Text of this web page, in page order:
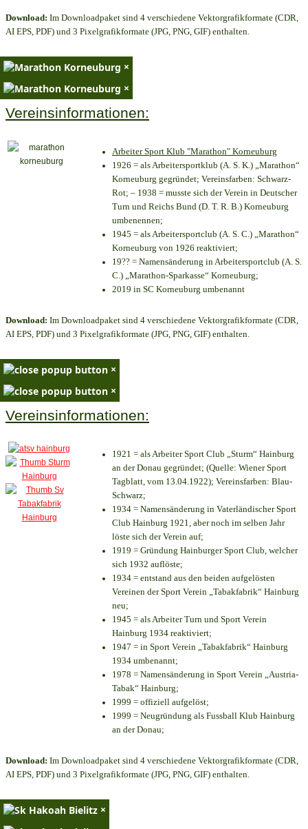
Download: Im Downloadpaket sind 4 verschiedene Vektorgrafikformate (CDR,
AI EPS, PDF) und 3 Pixelgrafikformate (JPG, PNG, GIF) enthalten.
×
×
Vereinsinformationen:
Arbeiter Sport Klub "Marathon" Korneuburg
1926 = als Arbeitersportklub (A. S. K.) „Marathon“
Korneuburg gegründet; Vereinsfarben: Schwarz-
Rot; – 1938 = musste sich der Verein in Deutscher
Turn und Reichs Bund (D. T. R. B.) Korneuburg
umbenennen;
1945 = als Arbeitersportclub (A. S. C.) „Marathon“
Korneuburg von 1926 reaktiviert;
19?? = Namensänderung in Arbeitersportclub (A. S.
C.) „Marathon-Sparkasse“ Korneuburg;
2019 in SC Korneuburg umbenannt
Download: Im Downloadpaket sind 4 verschiedene Vektorgrafikformate (CDR,
AI EPS, PDF) und 3 Pixelgrafikformate (JPG, PNG, GIF) enthalten.
×
×
Vereinsinformationen:
1921 = als Arbeiter Sport Club „Sturm“ Hainburg
an der Donau gegründet; (Quelle: Wiener Sport
Tagblatt, vom 13.04.1922); Vereinsfarben: Blau-
Schwarz;
1934 = Namensänderung in Vaterländischer Sport
Club Hainburg 1921, aber noch im selben Jahr
löste sich der Verein auf;
1919 = Gründung Hainburger Sport Club, welcher
sich 1932 auflöste;
1934 = entstand aus den beiden aufgelösten
Vereinen der Sport Verein „Tabakfabrik“ Hainburg
neu;
1945 = als Arbeiter Turn und Sport Verein
Hainburg 1934 reaktiviert;
1947 = in Sport Verein „Tabakfabrik“ Hainburg
1934 umbenannt;
1978 = Namensänderung in Sport Verein „Austria-
Tabak“ Hainburg;
1999 = offiziell aufgelöst;
1999 = Neugründung als Fussball Klub Hainburg
an der Donau;
Download: Im Downloadpaket sind 4 verschiedene Vektorgrafikformate (CDR,
AI EPS, PDF) und 3 Pixelgrafikformate (JPG, PNG, GIF) enthalten.
×